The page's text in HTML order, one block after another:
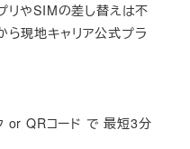
リやSIMの差し替えは不
ら現地キャリア公式プラ
or QRコード で 最短3分